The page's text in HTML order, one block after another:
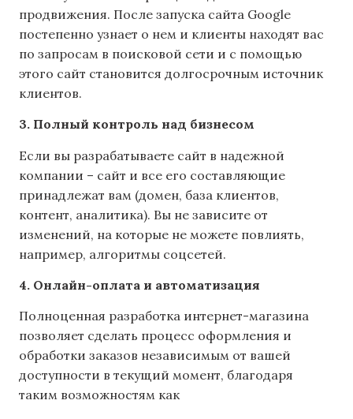
продвижения. После запуска сайта Google
постепенно узнает о нем и клиенты находят вас
по запросам в поисковой сети и с помощью
этого сайт становится долгосрочным источник
клиентов.
3. Полный контроль над бизнесом
Если вы разрабатываете сайт в надежной
компании – сайт и все его составляющие
принадлежат вам (домен, база клиентов,
контент, аналитика). Вы не зависите от
изменений, на которые не можете повлиять,
например, алгоритмы соцсетей.
4. Онлайн-оплата и автоматизация
Полноценная разработка интернет-магазина
позволяет сделать процесс оформления и
обработки заказов независимым от вашей
доступности в текущий момент, благодаря
таким возможностям как